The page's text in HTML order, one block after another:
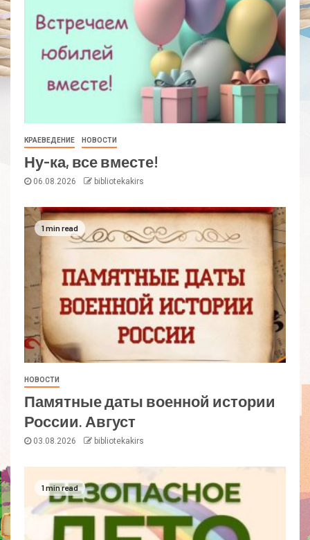
КРАЕВЕДЕНИЕ НОВОСТИ
Ну-ка, все вместе!
06.08.2026 bibliotekakirs
1 min read
НОВОСТИ
Памятные даты военной истории
России. Август
03.08.2026 bibliotekakirs
1 min read